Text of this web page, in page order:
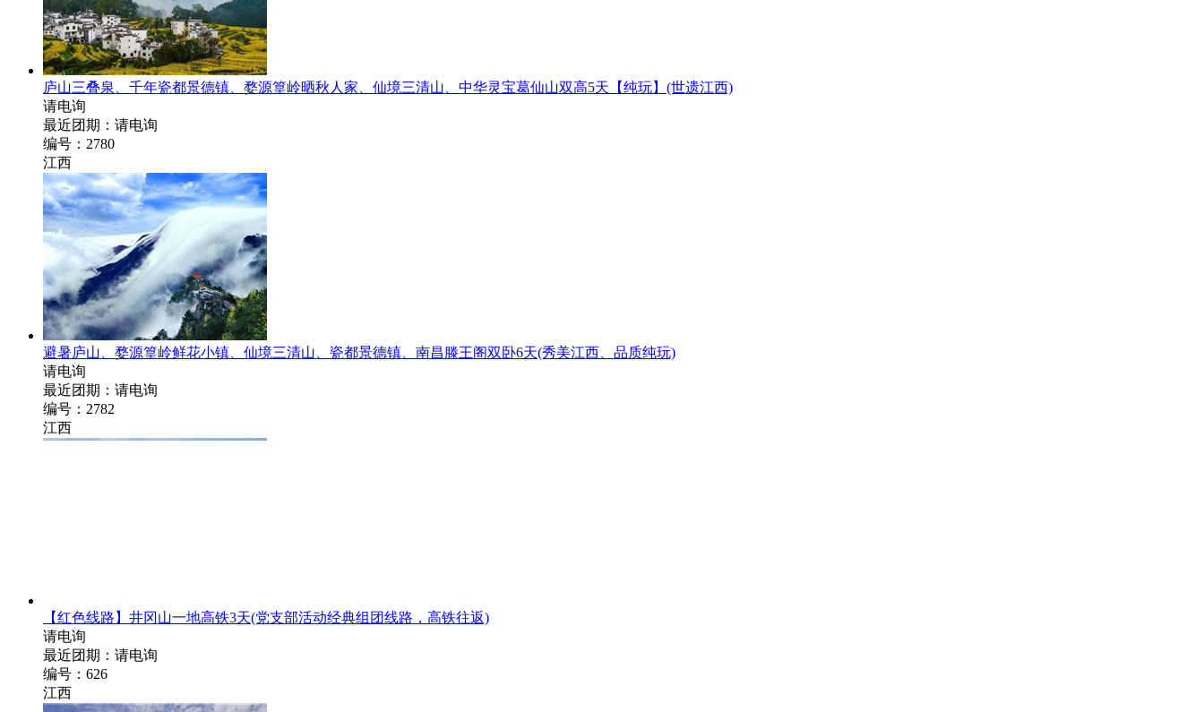
庐山三叠泉、千年瓷都景德镇、婺源篁岭晒秋人家、仙境三清山、中华灵宝葛仙山双高5天【纯玩】 (世遗江西)
请电询
最近团期：请电询
编号：2780
江西
避暑庐山、婺源篁岭鲜花小镇、仙境三清山、瓷都景德镇、南昌滕王阁双卧6天(秀美江西、品质纯玩)
请电询
最近团期：请电询
编号：2782
江西
【红色线路】井冈山一地高铁3天(党支部活动经典组团线路，高铁往返)
请电询
最近团期：请电询
编号：626
江西